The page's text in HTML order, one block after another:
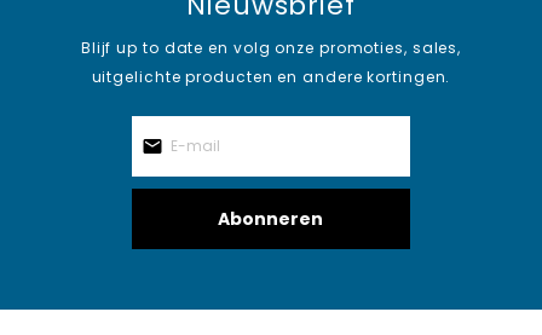
Blijf up to date en volg onze promoties, sales,
uitgelichte producten en andere kortingen.
Abonneren